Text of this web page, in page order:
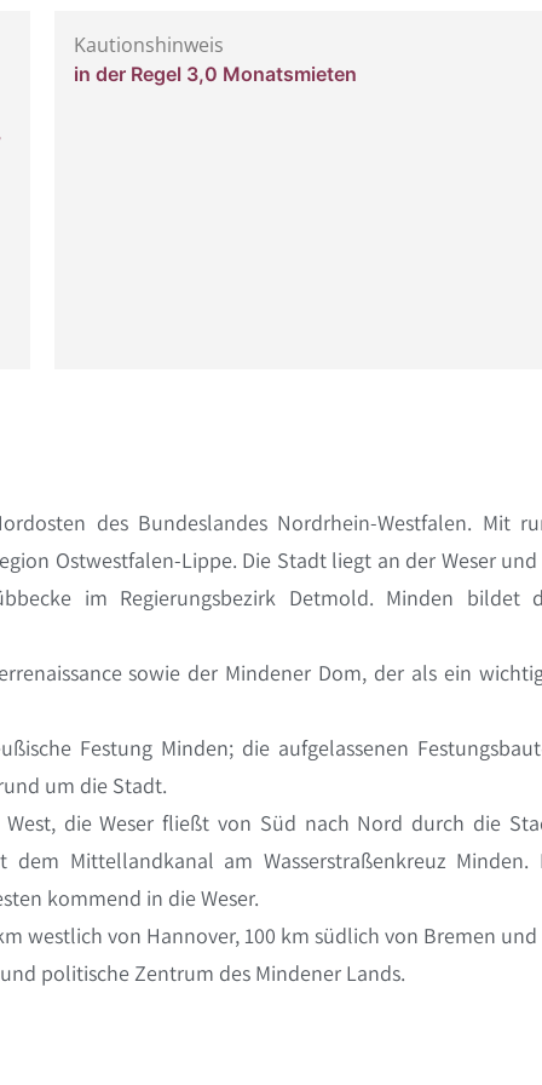
Kautionshinweis
in der Regel 3,0 Monatsmieten
des Bundeslandes Nordrhein-Westfalen. Mit
Ostwestfalen-Lippe. Die Stadt liegt an der Weser
im Regierungsbezirk Detmold. Minden bildet
sowie der Mindener Dom, der als ein
Festung Minden; die aufgelassenen
um die Stadt.
die Weser fließt von Süd nach Nord durch die
Mittellandkanal am Wasserstraßenkreuz Minden.
kommend in die Weser.
westlich von Hannover, 100 km südlich von Bremen und
politische Zentrum des Mindener Lands.